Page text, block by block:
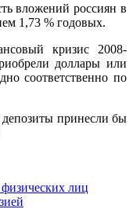
вложений россиян в
1,73 % годовых.
кризис 2008-
доллары или
соответственно по
депозиты принесли бы
лиц